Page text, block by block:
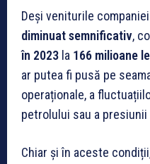
Deși veniturile
diminuat semnificativ,
în 2023 la 166 milioane
ar putea fi pusă pe
operaționale, a
petrolului sau a presiunii
Chiar și în aceste